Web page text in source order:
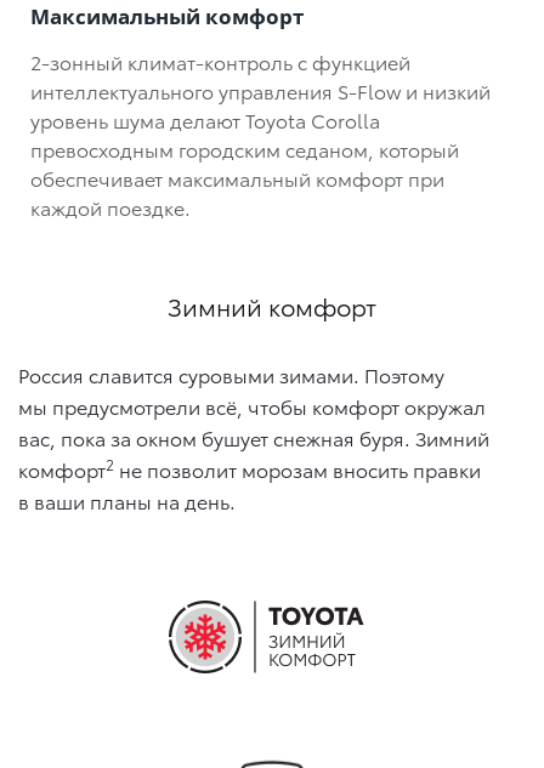
Максимальный комфорт
2-зонный климат-контроль с функцией
интеллектуального управления S-Flow и низкий
уровень шума делаютToyota Corolla
превосходным городским седаном, который
обеспечивает максимальный комфорт при
каждой поездке.
Зимний комфорт
Россия славится суровыми зимами. Поэтому
мы предусмотрели всё, чтобы комфорт окружал
вас, пока за окном бушует снежная буря. Зимний
комфорт2 не позволит морозам вносить правки
в ваши планы на день.